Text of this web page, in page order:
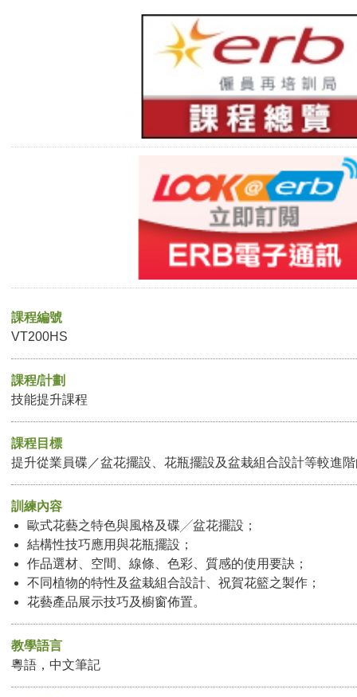
課程編號
VT200HS
課程/計劃
技能提升課程
課程目標
提升從業員碟／盆花擺設、花瓶擺設及盆栽組合設計等較進
訓練內容
歐式花藝之特色與風格及碟╱盆花擺設；
結構性技巧應用與花瓶擺設；
作品選材、空間、線條、色彩、質感的使用要訣；
不同植物的特性及盆栽組合設計、祝賀花籃之製作；
花藝產品展示技巧及櫥窗佈置。
教學語言
粵語，中文筆記